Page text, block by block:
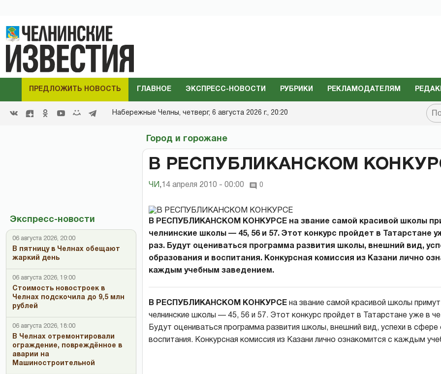
ПРЕДЛОЖИТЬ НОВОСТЬ ГЛАВНОЕ ЭКСПРЕСС-НОВОСТИ РУБРИКИ РЕКЛАМОДАТЕЛЯМ
Набережные Челны, четверг, 6 августа 2026 г., 20:20
Экспресс-новости
06 августа 2026, 20:00
В пятницу в Челнах обещают
жаркий день
06 августа 2026, 19:00
Стоимость новостроек в
Челнах подскочила до 9,5 млн
рублей
06 августа 2026, 18:00
В Челнах отремонтировали
ограждение, повреждённое в
аварии на
Машиностроительной
Город и горожане
В РЕСПУБЛИКАНСКОМ
ЧИ , 14 апреля 2010 - 00:00 0
В РЕСПУБЛИКАНСКОМ КОНКУРСЕ на звание самой красивой школы
челнинские школы — 45, 56 и 57. Этот конкурс пройдет в Татарстане
раз. Будут оцениваться программа развития школы, внешний вид,
образования и воспитания. Конкурсная комиссия из Казани лично
каждым учебным заведением.
В РЕСПУБЛИКАНСКОМ КОНКУРСЕ на звание самой красивой школы
челнинские школы — 45, 56 и 57. Этот конкурс пройдет в Татарстане уже в
Будут оцениваться программа развития школы, внешний вид, успехи в сфере
воспитания. Конкурсная комиссия из Казани лично ознакомится с каждым